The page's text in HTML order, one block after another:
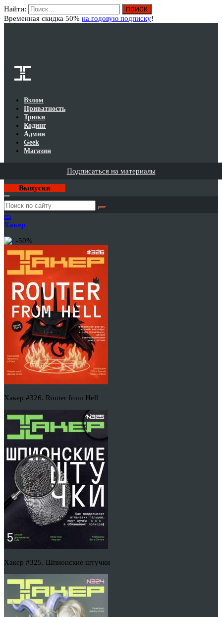
Найти:
Временная скидка 50% на годовую подписку!
Взлом
Приватность
Трюки
Кодинг
Админ
Geek
Магазин
Подписаться на материалы
Выпуски
Годовая
подписка
на
Хакер
-50%
Хакер #326. Router from Hell
Хакер #325. Шпионские штучки